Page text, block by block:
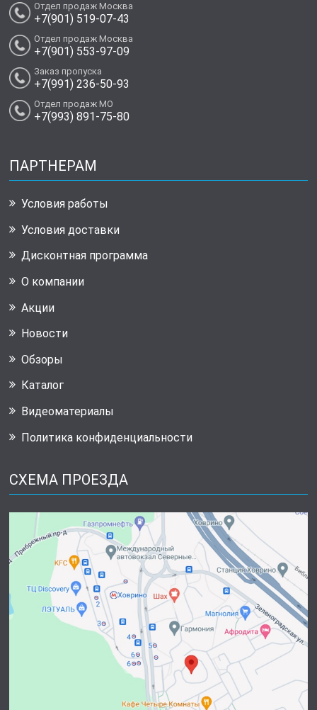
Отдел продаж Москва
+7(901) 519-07-43
Отдел продаж Москва
+7(901) 553-97-09
Заказ пропуска
+7(991) 236-50-93
Отдел продаж МО
+7(993) 891-75-80
ПАРТНЕРАМ
Условия работы
Условия доставки
Дисконтная программа
О компании
Акции
Новости
Обзоры
Каталог
Видеоматериалы
Политика конфиденциальности
СХЕМА ПРОЕЗДА